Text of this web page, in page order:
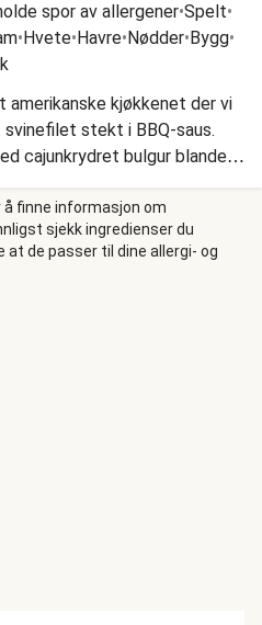
spor av allergener•Spelt•
•Hvete•Havre•Nødder•Bygg•
amerikanske kjøkkenet der vi
stekt i BBQ-saus.
cajunkrydret bulgur blandet
men frisk salat med
og majones. Skikkelig enkelt å
finne informasjon om
sjekk ingredienser du
at de passer til dine allergi- og